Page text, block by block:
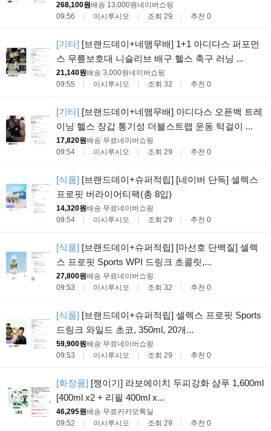
268,100원배송 13,000원네이버쇼핑
09:56
이시루시오 조회 29 추천 0
[기타] [브랜드데이+네맴무배] 1+1 아디다스 퍼포먼
스 무릎보호대 니슬리브 배구 헬스 축구 러닝 ...
21,140원배송 3,000원네이버쇼핑
09:55
이시루시오 조회 32 추천 0
[기타] [브랜드데이+네맴무배] 아디다스 오픈백 트레
이닝 헬스 장갑 통기성 더블스트랩 운동 턱걸이 ...
17,820원배송 무료네이버쇼핑
09:54
이시루시오 조회 29 추천 0
[식품] [브랜드데이+슈퍼적립] [네이버 단독] 셀렉스
프로핏 버라이어티팩(총 8입)
14,320원배송 무료네이버쇼핑
09:54
이시루시오 조회 29 추천 0
[식품] [브랜드데이+슈퍼적립] [마선호 단백질] 셀렉
스 프로핏 Sports WPI 드링크 초콜릿,...
27,800원배송 무료네이버쇼핑
09:53
이시루시오 조회 32 추천 0
[식품] [브랜드데이+슈퍼적립] 셀렉스 프로핏 Sports
드링크 와일드 초코, 350ml, 20개...
59,900원배송 무료네이버쇼핑
09:53
이시루시오 조회 29 추천 0
[화장품] [쟁이기] 라보에이치 두피강화 샴푸 1,600ml
[400ml x2 + 리필 400ml x...
46,295원배송 무료카카오톡딜
09:52
이시루시오 조회 29 추천 0